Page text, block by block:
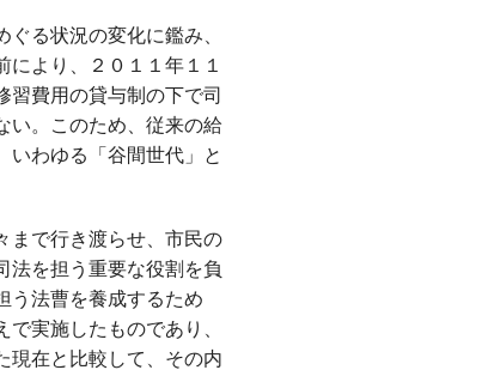
る状況の変化に鑑み、
より、２０１１年１１
習費用の貸与制の下で司
い。このため、従来の給
いわゆる「谷間世代」と
まで行き渡らせ、市民の
法を担う重要な役割を負
う法曹を養成するため
実施したものであり、
現在と比較して、その内